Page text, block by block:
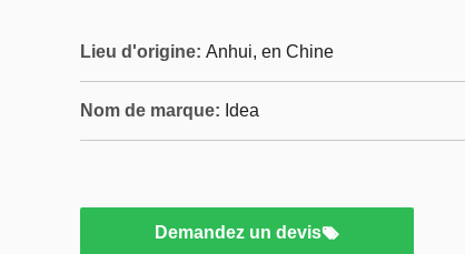
Lieu d'origine: Anhui, en Chine
Nom de marque: Idea
Demandez un devis